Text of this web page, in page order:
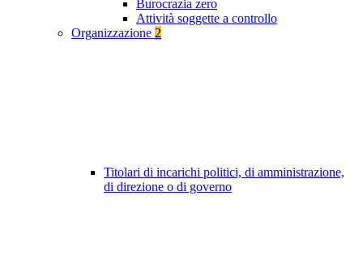
Burocrazia zero
Attività soggette a controllo
Organizzazione 2
Titolari di incarichi politici, di amministrazione,
di direzione o di governo